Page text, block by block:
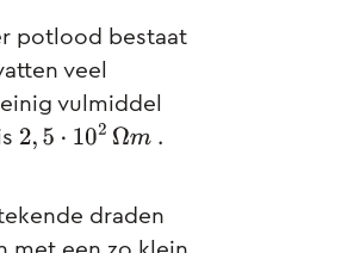
potlood bestaat
veel
vulmiddel
2, 5⋅ 102Ω m .
draden